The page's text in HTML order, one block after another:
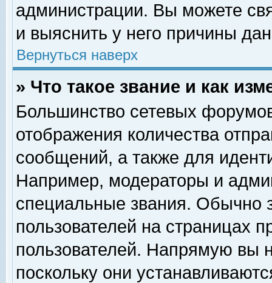
администрации. Вы можете
и выяснить у него причины
Вернуться наверх
» Что такое звание и как
Большинство сетевых
отображения количества
сообщений, а также для
Например, модераторы и
специальные звания. Обычно
пользователей на страницах
пользователей. Напрямую вы
поскольку они